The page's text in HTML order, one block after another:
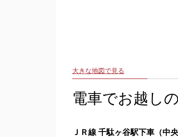
大きな地図で見る
電車でお越し
ＪＲ線 千駄ヶ谷駅下車（中